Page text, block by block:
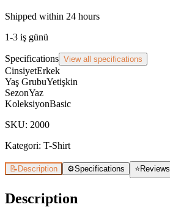
Shipped within 24 hours
1-3 iş günü
Specifications View all specifications
CinsiyetErkek
Yaş GrubuYetişkin
SezonYaz
KoleksiyonBasic
SKU: 2000
Kategori: T-Shirt
📝 Description ⚙️Specifications ⭐Reviews
Description